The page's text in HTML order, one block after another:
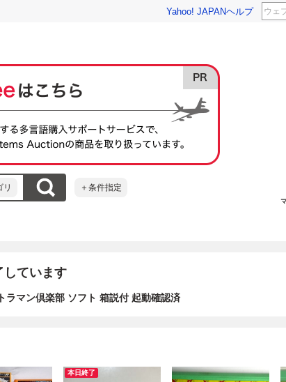
Yahoo! JAPANヘルプ
リ ＋条件指定
しています
マン倶楽部 ソフト 箱説付 起動確認済
本日終了